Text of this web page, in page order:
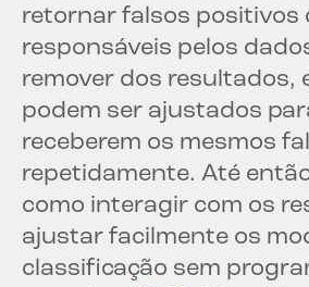
retornar falsos positivos
responsáveis pelos
remover dos resultados,
podem ser ajustados
receberem os mesmos
repetidamente. Até
como interagir com os
ajustar facilmente os
classificação sem